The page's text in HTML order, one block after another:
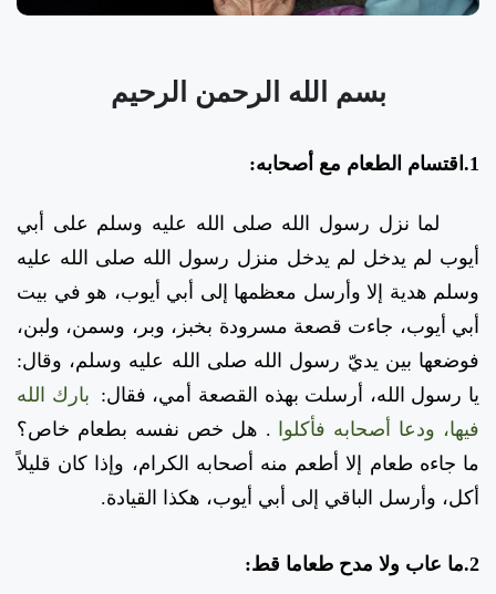
بسم الله الرحمن الرحيم
1.اقتسام الطعام مع أصحابه:
لما نزل رسول الله صلى الله عليه وسلم على أبي
أيوب لم يدخل لم يدخل منزل رسول الله صلى الله عليه
وسلم هدية إلا وأرسل معظمها إلى أبي أيوب، هو في بيت
أبي أيوب، جاءت قصعة مسرودة بخبز، وبر، وسمن، ولبن،
فوضعها بين يديّ رسول الله صلى الله عليه وسلم، وقال:
يا رسول الله، أرسلت بهذه القصعة أمي، فقال: بارك الله
فيها، ودعا أصحابه فأكلوا . هل خص نفسه بطعام خاص؟
ما جاءه طعام إلا أطعم منه أصحابه الكرام، وإذا كان قليلاً
أكل، وأرسل الباقي إلى أبي أيوب، هكذا القيادة.
2.ما عاب ولا مدح طعاما قط: